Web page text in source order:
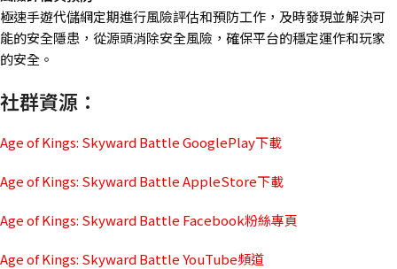
極速手遊代儲網定期進行風險評估和預防工作，及時發現並解決可
能的安全隱患，從源頭消除安全風險，確保平台的穩定運作和玩家
的安全。
社群資源：
Age of Kings: Skyward Battle GooglePlay下載
Age of Kings: Skyward Battle AppleStore下載
Age of Kings: Skyward Battle Facebook粉絲專頁
Age of Kings: Skyward Battle YouTube頻道